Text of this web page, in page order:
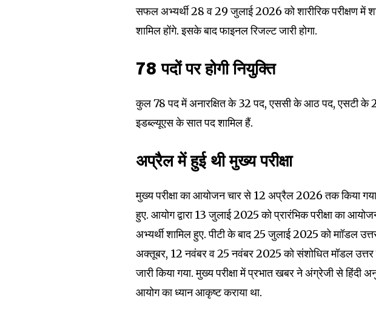
won't spam your inbox. Your information is safe with us.
Followers
सफल अभ्यर्थी 28 व 29 जुलाई 2026 को शारीरिक परीक्षण में
शामिल होंगे. इसके बाद फाइनल रिजल्ट जारी होगा.
78 पदों पर होगी नियुक्ति
कुल 78 पद में अनारक्षित के 32 पद, एससी के आठ पद, एसटी के
इडब्ल्यूएस के सात पद शामिल हैं.
अप्रैल में हुई थी मुख्य परीक्षा
मुख्य परीक्षा का आयोजन चार से 12 अप्रैल 2026 तक किया
हुए. आयोग द्वारा 13 जुलाई 2025 को प्रारंभिक परीक्षा का
अभ्यर्थी शामिल हुए. पीटी के बाद 25 जुलाई 2025 को माॉडल
अक्तूबर, 12 नवंबर व 25 नवंबर 2025 को संशोधित मॉडल उत्तर
जारी किया गया. मुख्य परीक्षा में प्रभात खबर ने अंग्रेजी से
आयोग का ध्यान आकृष्ट कराया था.